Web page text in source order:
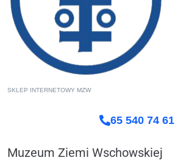
SKLEP INTERNETOWY MZW
65 540 74 61
Muzeum Ziemi Wschowskiej